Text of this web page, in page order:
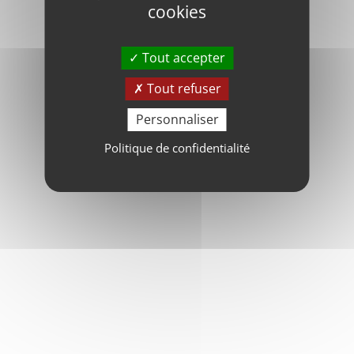
cookies
Tout accepter
Tout refuser
Personnaliser
Politique de confidentialité